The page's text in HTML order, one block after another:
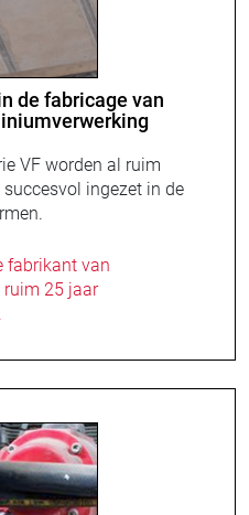
de fabricage van
VF worden al ruim
ingezet in de
fabrikant van
ruim 25 jaar